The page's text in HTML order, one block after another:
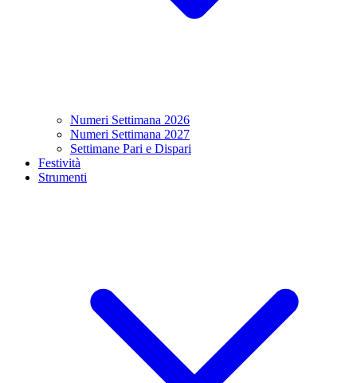
Numeri Settimana 2026
Numeri Settimana 2027
Settimane Pari e Dispari
Festività
Strumenti